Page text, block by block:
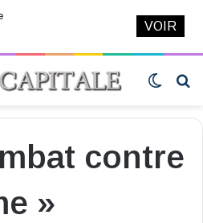
Switch
contre
»
VOIR